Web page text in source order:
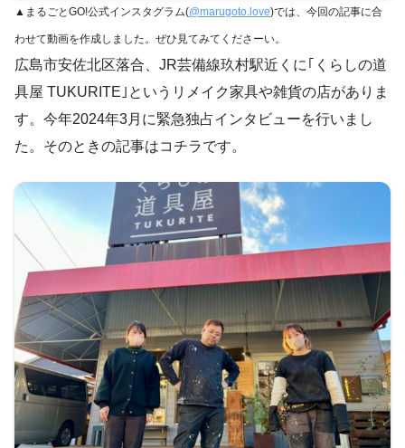
▲まるごとGO!公式インスタグラム(@marugoto.love)では、今回の記事に合
わせて動画を作成しました。ぜひ見てみてくださーい。
広島市安佐北区落合、JR芸備線玖村駅近くに｢くらしの道
具屋 TUKURITE｣というリメイク家具や雑貨の店がありま
す。今年2024年3月に緊急独占インタビューを行いまし
た。そのときの記事はコチラです。